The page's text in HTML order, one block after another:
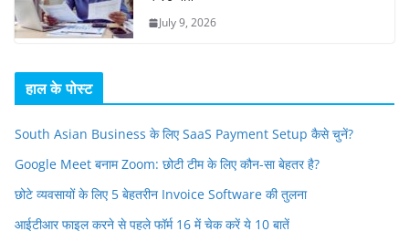
July 9, 2026
हाल के पोस्ट
South Asian Business के लिए SaaS Payment Setup कैसे चुनें?
Google Meet बनाम Zoom: छोटी टीम के लिए कौन-सा बेहतर है?
छोटे व्यवसायों के लिए 5 बेहतरीन Invoice Software की तुलना
आईटीआर फाइल करने से पहले फॉर्म 16 में चेक करें ये 10 बातें